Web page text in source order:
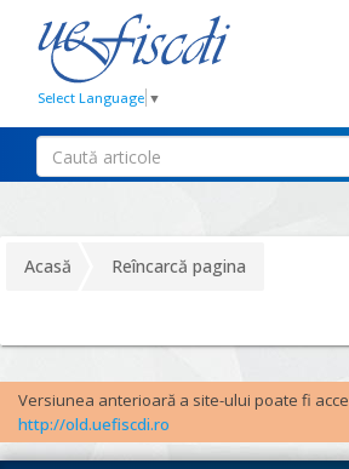
Select Language ▼
Acasă Reîncarcă pagina
Versiunea anterioară a site-ului poate fi
http://old.uefiscdi.ro